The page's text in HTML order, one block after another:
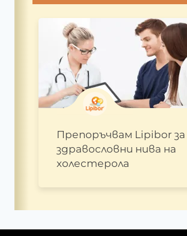
Препоръчвам Lipibor за
здравословни нива на
холестерола